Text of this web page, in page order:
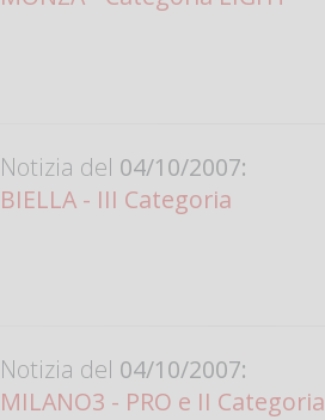
Notizia del 04/10/2007:
BIELLA - III Categoria
Notizia del 04/10/2007:
MILANO3 - PRO e II Categoria